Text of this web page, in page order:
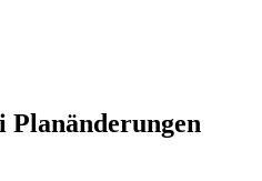
Planänderungen